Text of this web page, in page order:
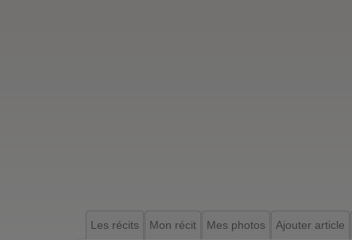
Les récits Mon récit Mes photos Ajouter article